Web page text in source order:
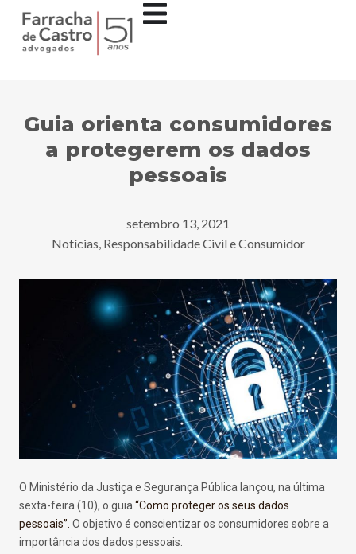
Guia orienta consumidores
a protegerem os dados
pessoais
setembro 13, 2021
Notícias, Responsabilidade Civil e Consumidor
O Ministério da Justiça e Segurança Pública lançou, na última
sexta-feira (10), o guia“Como proteger os seus dados
pessoais”. O objetivo é conscientizar os consumidores sobre a
importância dos dados pessoais.